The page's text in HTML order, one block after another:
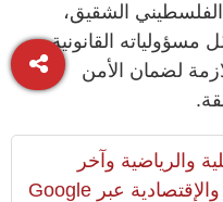
الشقيق،
مسؤولياته القانونية
لضمان الأمن
والرياضية وآخر
المستجدات السياسية والإقتصادية عبر Google